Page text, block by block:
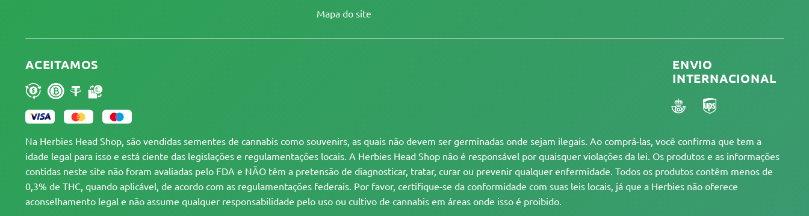
Mapa do site
ACEITAMOS
ENVIO
INTERNACIONAL
Na Herbies Head Shop, são vendidas sementes de cannabis como souvenirs, as quais não devem ser germinadas onde sejam ilegais. Ao comprá-las, você confirma que tem a
idade legal para isso e está ciente das legislações e regulamentações locais. A Herbies Head Shop não é responsável por quaisquer violações da lei. Os produtos e as informações
contidas neste site não foram avaliadas pelo FDA e NÃO têm a pretensão de diagnosticar, tratar, curar ou prevenir qualquer enfermidade. Todos os produtos contêm menos de
0,3% de THC, quando aplicável, de acordo com as regulamentações federais. Por favor, certifique-se da conformidade com suas leis locais, já que a Herbies não oferece
aconselhamento legal e não assume qualquer responsabilidade pelo uso ou cultivo de cannabis em áreas onde isso é proibido.